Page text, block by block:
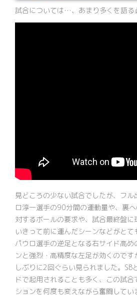
試合については…、あまり多くを語る
見どころの少ない試合でしたが、フル
ロ淳一選手の90分間の運動量や、裏
対するボールの要求や、試合最終盤
いきって前に運んだシーンなどがとて
パウロ選手の逆足となる右サイド高め
ンと強烈・高精度な左足が効くので
しぶりに2回ぐらい見られました。SB
ドで起用されることも多く、この試
ションを何度も変えながら奮闘してい